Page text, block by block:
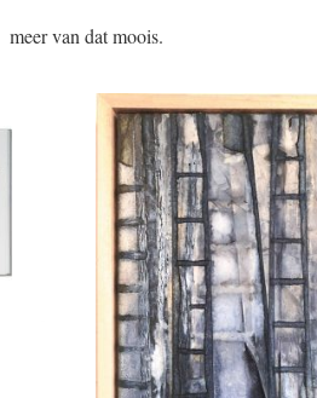
meer van dat moois.